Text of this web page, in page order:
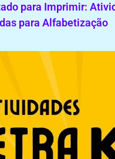
para Imprimir:
para Alfabetização